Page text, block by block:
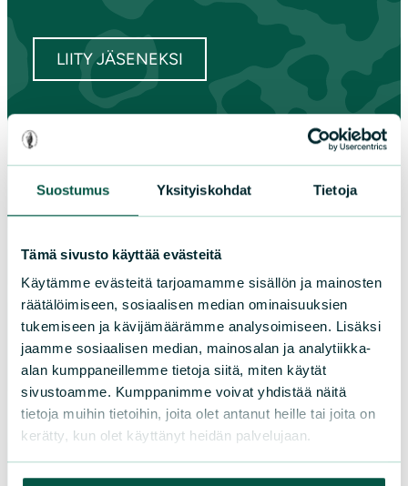
Suostumus Yksityiskohdat Tietoja
Tämä sivusto käyttää evästeitä
Käytämme evästeitä tarjoamamme sisällön ja mainosten
räätälöimiseen, sosiaalisen median ominaisuuksien
tukemiseen ja kävijämäärämme analysoimiseen. Lisäksi
jaamme sosiaalisen median, mainosalan ja analytiikka-
alan kumppaneillemme tietoja siitä, miten käytät
sivustoamme. Kumppanimme voivat yhdistää näitä
tietoja muihin tietoihin, joita olet antanut heille tai joita on
kerätty, kun olet käyttänyt heidän palvelujaan.
LIITY JÄSENEKSI
Suomen luonnonsuojeluliiton
piirit
Etelä-Häme
Etelä-Savo
Kainuu
Keski-Suomi
Kymenlaakso
Lappi
Pirkanmaa
Pohjanmaa
Pohjois-Karjala
Pohjois-Pohjanmaa